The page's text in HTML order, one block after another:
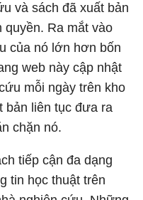
và sách đã xuất bản
quyền. Ra mắt vào
của nó lớn hơn bốn
web này cập nhật
mỗi ngày trên kho
bản liên tục đưa ra
chặn nó.
tiếp cận đa dạng
tin học thuật trên